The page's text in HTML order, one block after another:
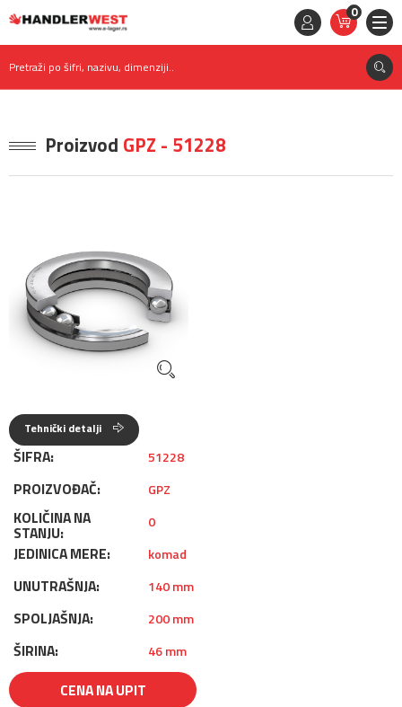
0
STAVKE
0,
RSD
Pretraži po šifri, nazivu, dimenziji..
Proizvod GPZ - 51228
Tehnički detalji
ŠIFRA: 51228
PROIZVOĐAČ: GPZ
KOLIČINA NA
STANJU:
0
JEDINICA MERE: komad
UNUTRAŠNJA: 140 mm
SPOLJAŠNJA: 200 mm
ŠIRINA: 46 mm
CENA NA UPIT